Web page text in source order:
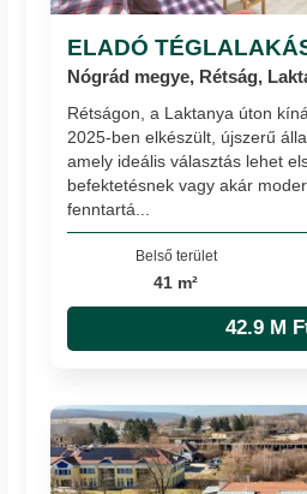
ELADÓ
Nógrád megye, Rétság,
Rétságon, a Laktanya úton
2025-ben elkészült, újszerű
amely ideális választás lehet
befektetésnek vagy akár
fenntartá...
Belső terület
41 m²
42.9 M